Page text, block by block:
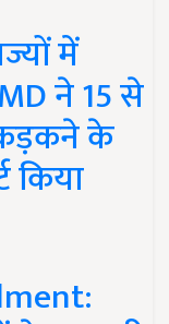
में
ने 15 से
के
किया